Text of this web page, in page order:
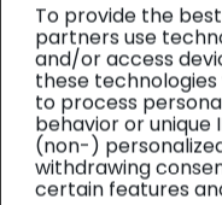
To provide the
partners use
and/or access
these
to process
behavior or unique
(non-)
withdrawing
certain features